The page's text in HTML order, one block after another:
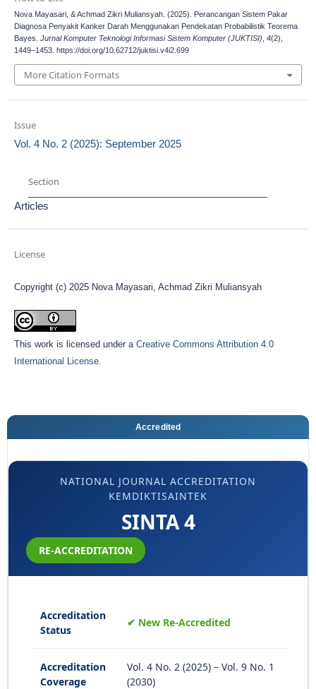
Nova Mayasari, & Achmad Zikri Muliansyah. (2025). Perancangan Sistem Pakar
Diagnosa Penyakit Kanker Darah Menggunakan Pendekatan Probabilistik Teorema
Bayes. Jurnal Komputer Teknologi Informasi Sistem Komputer (JUKTISI) 4(2),
1449–1453. https://doi.org/10.62712/juktisi.v4i2.699
More Citation Formats
Issue
Vol. 4 No. 2 (2025): September 2025
Section
Articles
License
Copyright (c) 2025 Nova Mayasari, Achmad Zikri Muliansyah
This work is licensed under a Creative Commons Attribution 4.0
International License.
Accredited
NATIONAL JOURNAL ACCREDITATION
KEMDIKTISAINTEK
SINTA 4
RE-ACCREDITATION
Accreditation
Status
✔ New Re-Accredited
Accreditation
Coverage
Vol. 4 No. 2 (2025) – Vol. 9 No. 1
(2030)